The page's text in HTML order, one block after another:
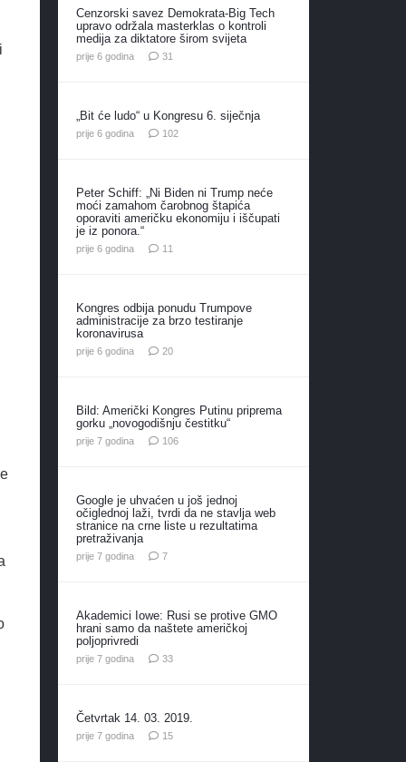
Cenzorski savez Demokrata-Big Tech
upravo održala masterklas o kontroli
medija za diktatore širom svijeta
prije 6 godina 31
„Bit će ludo“ u Kongresu 6. siječnja
prije 6 godina 102komentara
Peter Schiff: „Ni Biden ni Trump neće
moći zamahom čarobnog štapića
oporaviti američku ekonomiju i iščupati
je iz ponora.“
prije 6 godina 11
Kongres odbija ponudu Trumpove
administracije za brzo testiranje
koronavirusa
prije 6 godina 20komentara
Bild: Američki Kongres Putinu priprema
gorku „novogodišnju čestitku“
prije 7 godina 106komentara
Google je uhvaćen u još jednoj
očiglednoj laži, tvrdi da ne stavlja web
stranice na crne liste u rezultatima
pretraživanja
prije 7 godina 7komentara
Akademici Iowe: Rusi se protive GMO
hrani samo da naštete američkoj
poljoprivredi
prije 7 godina 33komentara
Četvrtak 14. 03. 2019.
prije 7 godina 15komentara